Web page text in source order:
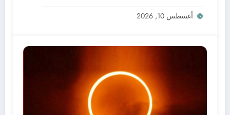
العلم”ونافذته !!
أغسطس 10, 2026